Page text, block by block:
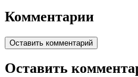
Комментарии
Оставить комментарий
Оставить